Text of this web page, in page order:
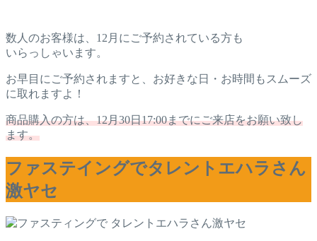
数人のお客様は、12月にご予約されている方も
いらっしゃいます。
お早目にご予約されますと、お好きな日・お時間もスムーズ
に取れますよ！
商品購入の方は、12月30日17:00までにご来店をお願い致し
ます。
ファステイングでタレントエハラさん
激ヤセ